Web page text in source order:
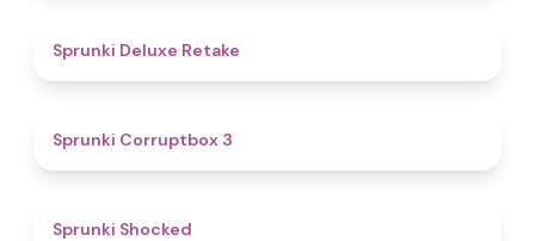
Sprunki Deluxe Retake
Sprunki Corruptbox 3
Sprunki Shocked